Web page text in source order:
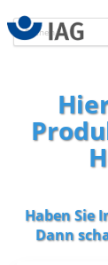
Haben Sie
Dann